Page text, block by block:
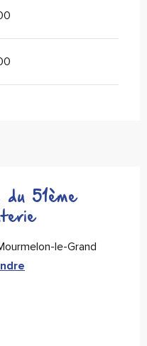
51ème
le-Grand